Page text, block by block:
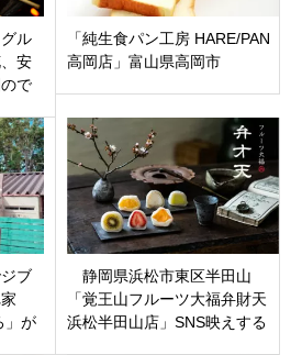
ル
安
で
「純生食パン工房 HARE/PAN
高岡店」富山県高岡市
ブ
」が
静岡県浜松市東区半田山
「覚王山フルーツ大福弁財天
浜松半田山店」SNS映えする